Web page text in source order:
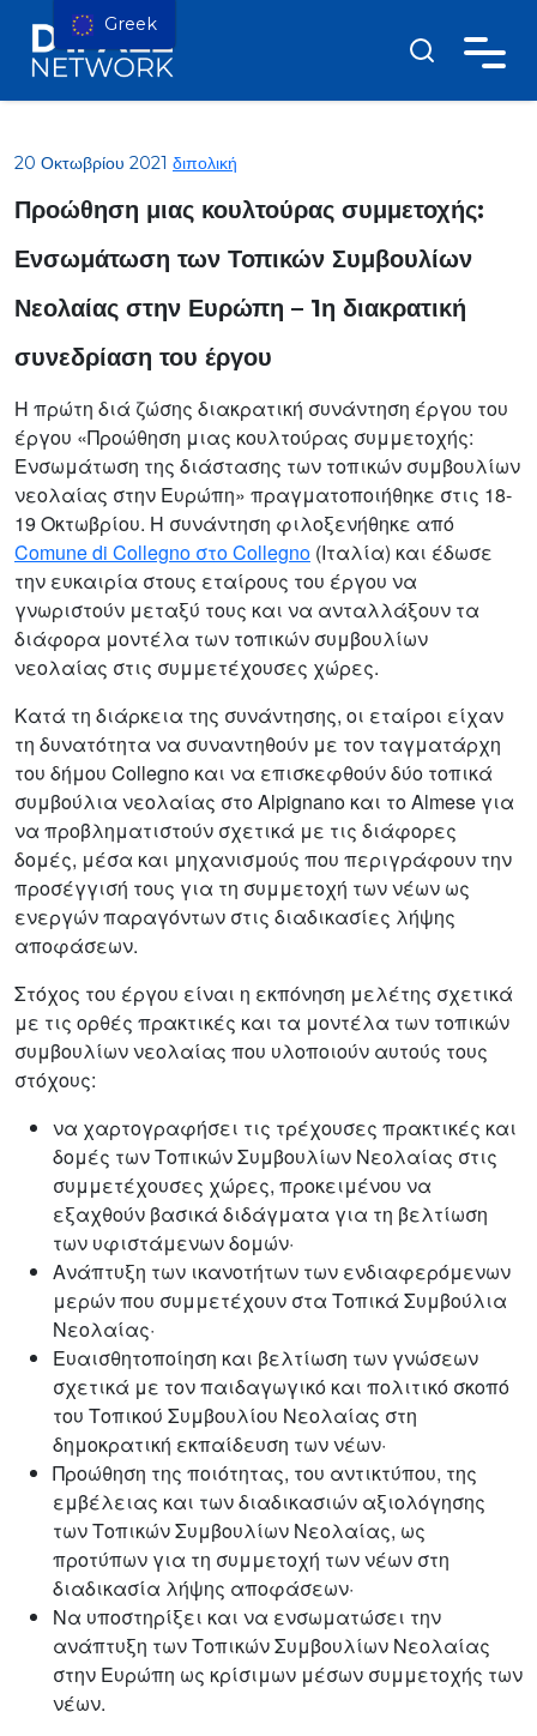
20 Οκτωβρίου 2021 διπολική
Προώθηση μιας κουλτούρας συμμετοχής:
Ενσωμάτωση των Τοπικών Συμβουλίων
Νεολαίας στην Ευρώπη – 1η διακρατική
συνεδρίαση του έργου
Η πρώτη διά ζώσης διακρατική συνάντηση έργου του
έργου «Προώθηση μιας κουλτούρας συμμετοχής:
Ενσωμάτωση της διάστασης των τοπικών συμβουλίων
νεολαίας στην Ευρώπη» πραγματοποιήθηκε στις 18-
19 Οκτωβρίου. Η συνάντηση φιλοξενήθηκε από
Comune di Collegno στο Collegno (Ιταλία) και έδωσε
την ευκαιρία στους εταίρους του έργου να
γνωριστούν μεταξύ τους και να ανταλλάξουν τα
διάφορα μοντέλα των τοπικών συμβουλίων
νεολαίας στις συμμετέχουσες χώρες.
Κατά τη διάρκεια της συνάντησης, οι εταίροι είχαν
τη δυνατότητα να συναντηθούν με τον ταγματάρχη
του δήμου Collegno και να επισκεφθούν δύο τοπικά
συμβούλια νεολαίας στο Alpignano και το Almese για
να προβληματιστούν σχετικά με τις διάφορες
δομές, μέσα και μηχανισμούς που περιγράφουν την
προσέγγισή τους για τη συμμετοχή των νέων ως
ενεργών παραγόντων στις διαδικασίες λήψης
αποφάσεων.
Στόχος του έργου είναι η εκπόνηση μελέτης σχετικά
με τις ορθές πρακτικές και τα μοντέλα των τοπικών
συμβουλίων νεολαίας που υλοποιούν αυτούς τους
στόχους:
να χαρτογραφήσει τις τρέχουσες πρακτικές και
δομές των Τοπικών Συμβουλίων Νεολαίας στις
συμμετέχουσες χώρες, προκειμένου να
εξαχθούν βασικά διδάγματα για τη βελτίωση
των υφιστάμενων δομών·
Ανάπτυξη των ικανοτήτων των ενδιαφερόμενων
μερών που συμμετέχουν στα Τοπικά Συμβούλια
Νεολαίας·
Ευαισθητοποίηση και βελτίωση των γνώσεων
σχετικά με τον παιδαγωγικό και πολιτικό σκοπό
του Τοπικού Συμβουλίου Νεολαίας στη
δημοκρατική εκπαίδευση των νέων·
Προώθηση της ποιότητας, του αντικτύπου, της
εμβέλειας και των διαδικασιών αξιολόγησης
των Τοπικών Συμβουλίων Νεολαίας, ως
προτύπων για τη συμμετοχή των νέων στη
διαδικασία λήψης αποφάσεων·
Να υποστηρίξει και να ενσωματώσει την
ανάπτυξη των Τοπικών Συμβουλίων Νεολαίας
στην Ευρώπη ως κρίσιμων μέσων συμμετοχής των
νέων.
Greek